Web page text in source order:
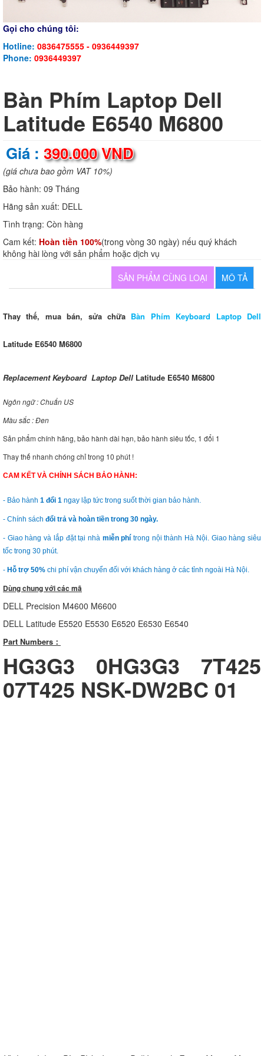
Gọi cho chúng tôi:
Hotline: 0836475555 - 0936449397
Phone: 0936449397
Bàn Phím Laptop Dell
Latitude E6540 M6800
Giá : 390.000 VND
(giá chưa bao gồm VAT 10%)
Bảo hành: 09 Tháng
Hãng sản xuất: DELL
Tình trạng: Còn hàng
Cam kết: Hoàn tiền 100%(trong vòng 30 ngày) nếu quý khách
không hài lòng với sản phẩm hoặc dịch vụ
MÔ TẢ
SẢN PHẨM CÙNG LOẠI
Thay thế, mua bán, sửa chữa Bàn Phím Keyboard Laptop Dell
Latitude E6540 M6800
Replacement Keyboard Laptop Dell Latitude E6540 M6800
Ngôn ngữ : Chuẩn US
Màu sắc : Đen
Sản phẩm chính hãng, bảo hành dài hạn, bảo hành siêu tốc, 1 đổi 1
Thay thế nhanh chóng chỉ trong 10 phút !
CAM KẾT VÀ CHÍNH SÁCH BẢO HÀNH:
- Bảo hành 1 đổi 1 ngay lập tức trong suốt thời gian bảo hành.
- Chính sách đổi trả và hoàn tiền trong 30 ngày.
- Giao hàng và lắp đặt tại nhà miễn phí trong nội thành Hà Nội. Giao hàng siêu
tốc trong 30 phút.
- Hỗ trợ 50% chi phí vận chuyển đối với khách hàng ở các tỉnh ngoài Hà Nội.
Dùng chung với các mã
DELL Precision M4600 M6600
DELL Latitude E5520 E5530 E6520 E6530 E6540
Part Numbers：
HG3G3 0HG3G3 7T425
07T425 NSK-DW2BC 01